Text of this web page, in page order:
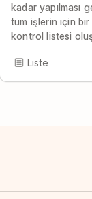
kadar yapılması
tüm işlerin için bir
kontrol listesi
Liste